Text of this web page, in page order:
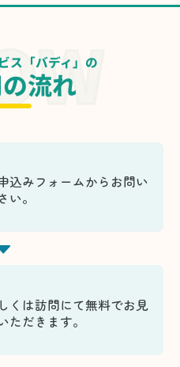
ス「バディ」の
流れ
込みフォームからお問い
い。
くは訪問にて無料でお見
ただきます。